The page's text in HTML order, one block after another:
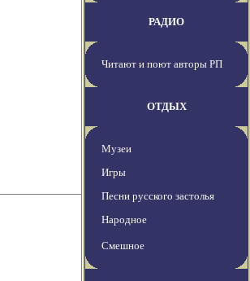
РАДИО
Читают и поют авторы РП
ОТДЫХ
Музеи
Игры
Песни русского застолья
Народное
Смешное